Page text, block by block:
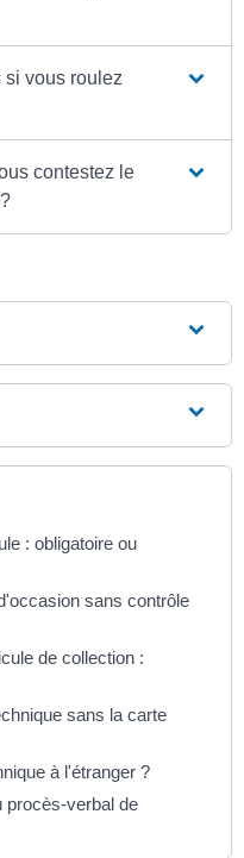
vous roulez
contestez le
: obligatoire ou
sans contrôle
de collection :
sans la carte
à l'étranger ?
procès-verbal de